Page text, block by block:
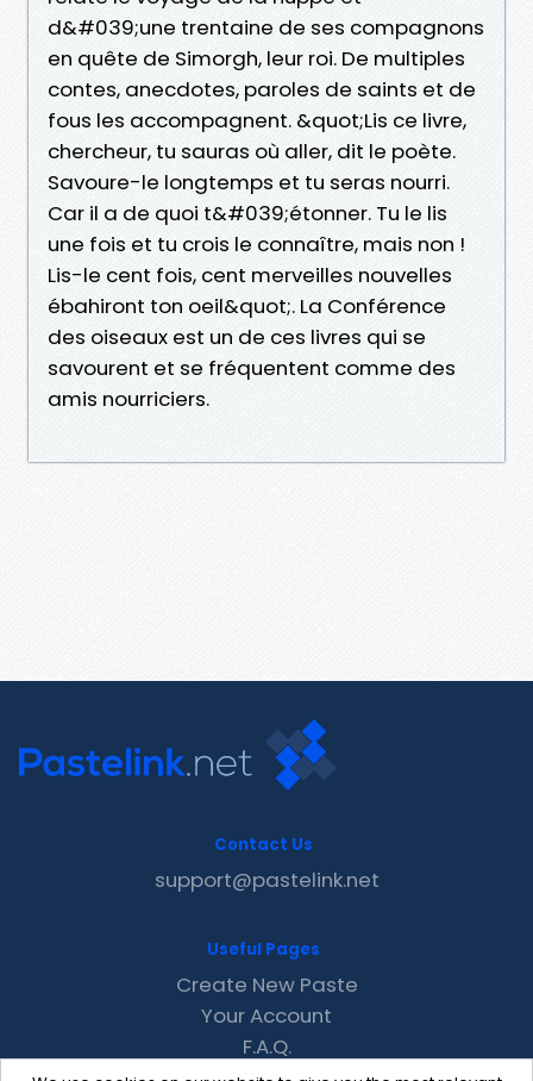
d&#039;une trentaine de ses compagnons
en quête de Simorgh, leur roi. De multiples
contes, anecdotes, paroles de saints et de
fous les accompagnent. &quot;Lis ce livre,
chercheur, tu sauras où aller, dit le poète.
Savoure-le longtemps et tu seras nourri.
Car il a de quoi t&#039;étonner. Tu le lis
une fois et tu crois le connaître, mais non !
Lis-le cent fois, cent merveilles nouvelles
ébahiront ton oeil&quot;. La Conférence
des oiseaux est un de ces livres qui se
savourent et se fréquentent comme des
amis nourriciers.
Contact Us
support@pastelink.net
Useful Pages
Create New Paste
Your Account
F.A.Q.